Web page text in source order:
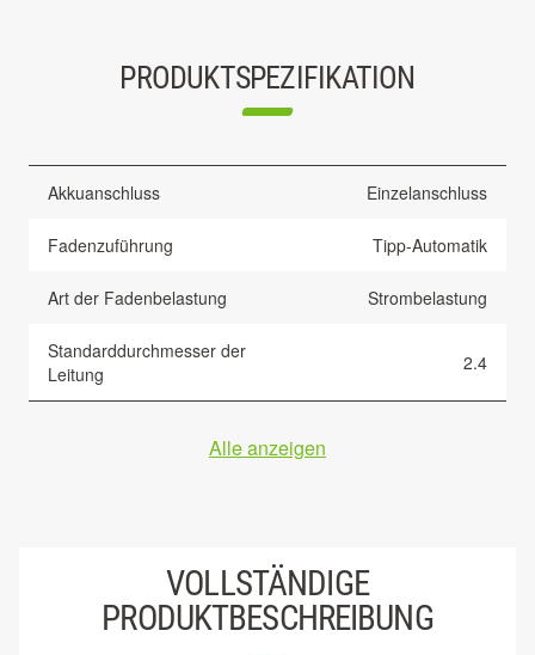
PRODUKTSPEZIFIKATION
Akkuanschluss Einzelanschluss
Fadenzuführung Tipp-Automatik
Art der Fadenbelastung Strombelastung
Standarddurchmesser der
Leitung
2.4
Alle anzeigen
VOLLSTÄNDIGE
PRODUKTBESCHREIBUNG